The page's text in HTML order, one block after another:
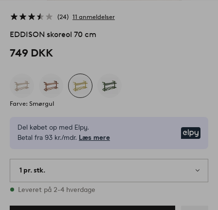
24 11 anmeldelser
EDDISON skoreol 70 cm
749 DKK
Farve: Smørgul
Del købet op med Elpy.
Betal fra 93 kr./mdr. Læs mere
1 pr. stk.
På lager
Leveret på 2-4 hverdage